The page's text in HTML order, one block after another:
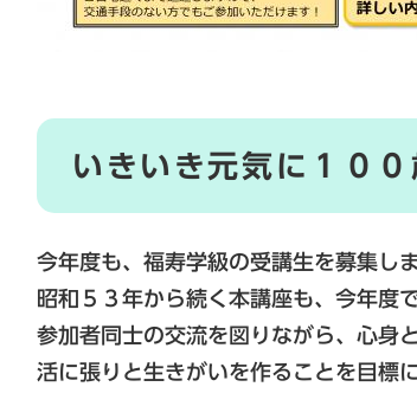
いきいき元気に１００
今年度も、福寿学級の受講生を募集しま
昭和５３年から続く本講座も、今年度
参加者同士の交流を図りながら、心身
活に張りと生きがいを作ることを目標